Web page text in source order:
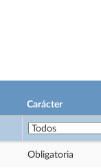
Carácter
Obligatoria